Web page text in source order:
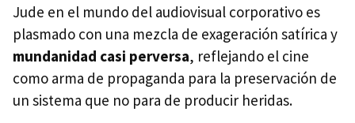
Jude en el mundo del audiovisual corporativo es
plasmado con una mezcla de exageración satírica y
mundanidad casi perversa, reflejando el cine
como arma de propaganda para la preservación de
un sistema que no para de producir heridas.